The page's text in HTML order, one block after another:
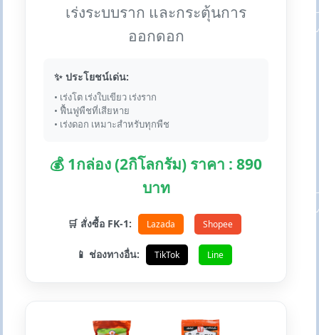
เร่งระบบราก และกระตุ้นการ
ออกดอก
✨ ประโยชน์เด่น:
• เร่งโต เร่งใบเขียว เร่งราก
• ฟื้นฟูพืชที่เสียหาย
• เร่งดอก เหมาะสำหรับทุกพืช
💰 1กล่อง (2กิโลกรัม) ราคา : 890
บาท
🛒 สั่งซื้อ FK-1: Lazada Shopee
📱 ช่องทางอื่น: TikTok Line